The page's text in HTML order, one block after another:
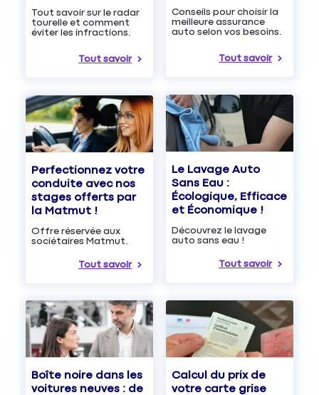
Tout savoir sur le radar
tourelle et comment
éviter les infractions.
Tout savoir
Conseils pour choisir la
meilleure assurance
auto selon vos besoins.
Tout savoir
Perfectionnez votre
conduite avec nos
stages offerts par
la Matmut !
Offre réservée aux
sociétaires Matmut.
Tout savoir
Le Lavage Auto
Sans Eau :
Écologique, Efficace
et Économique !
Découvrez le lavage
auto sans eau !
Tout savoir
Boîte noire dans les
voitures neuves : de
Calcul du prix de
votre carte grise